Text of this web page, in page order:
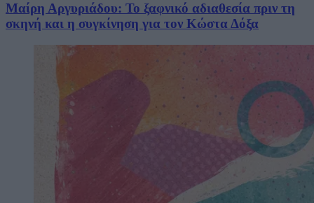
Μαίρη Αργυριάδου: Το ξαφνικό αδιαθεσία πριν τη
σκηνή και η συγκίνηση για τον Κώστα Δόξα